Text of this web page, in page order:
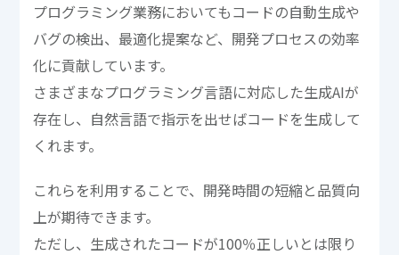
プログラミング業務においてもコードの自動生成や
バグの検出、最適化提案など、開発プロセスの効率
化に貢献しています。
さまざまなプログラミング言語に対応した生成AIが
存在し、自然言語で指示を出せばコードを生成して
くれます。
これらを利用することで、開発時間の短縮と品質向
上が期待できます。
ただし、生成されたコードが100％正しいとは限り